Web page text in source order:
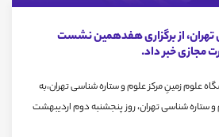
تهران، از برگزاری هفدهمین نشست
مجازی خبر داد.
علوم زمینِ مرکز علوم و ستاره شناسی تهران،به
ستاره شناسی تهران، روز پنجشنبه دوم اردیبهشت